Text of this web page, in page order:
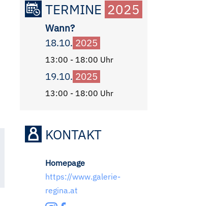
TERMINE 2025
Wann?
18.10. 2025
13:00 - 18:00 Uhr
19.10. 2025
13:00 - 18:00 Uhr
KONTAKT
Homepage
https://www.galerie-
regina.at